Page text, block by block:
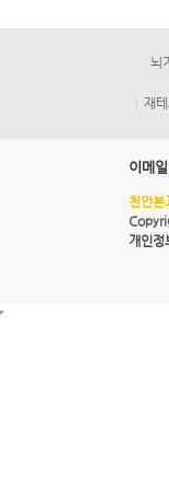
뇌
재
이메
천안본
개인정